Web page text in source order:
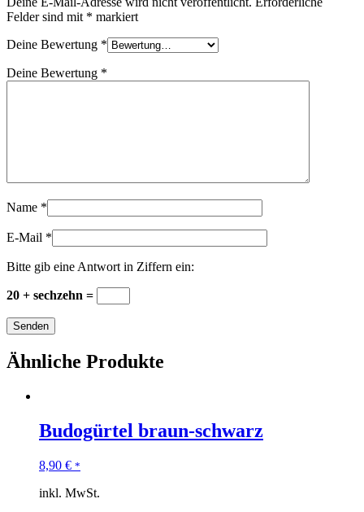
Felder sind mit * markiert
Deine Bewertung *
Deine Bewertung *
Name *
E-Mail *
Bitte gib eine Antwort in Ziffern ein:
20 + sechzehn =
Ähnliche Produkte
Budogürtel braun-schwarz
8,90 € *
inkl. MwSt.